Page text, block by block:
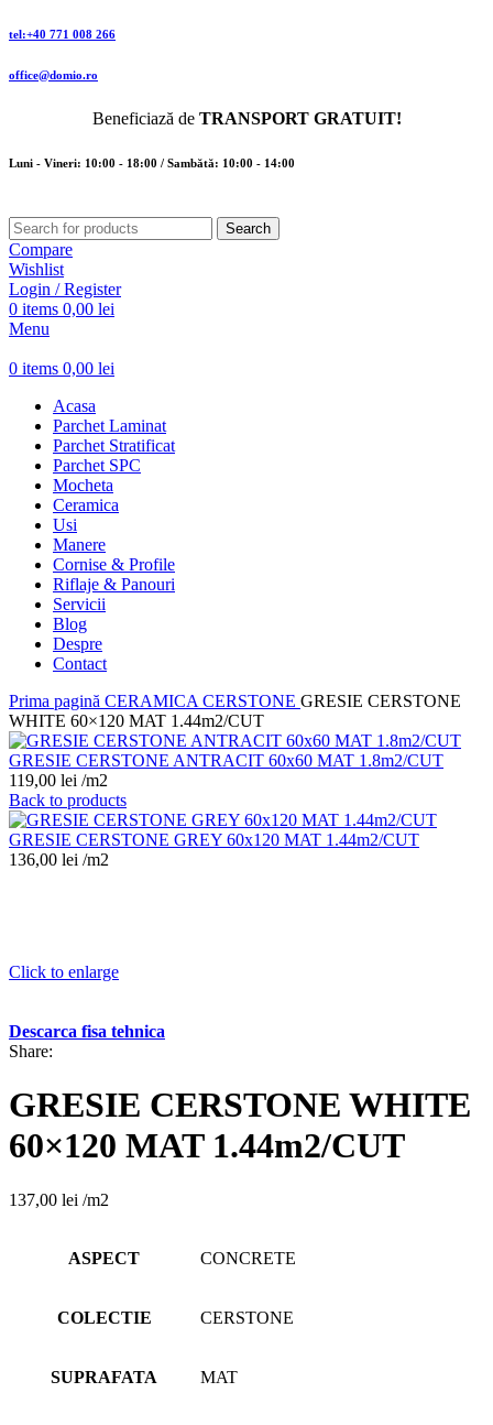
tel:+40 771 008 266
office@domio.ro
Beneficiază de TRANSPORT GRATUIT!
Luni - Vineri: 10:00 - 18:00 / Sambătă: 10:00 - 14:00
Search
Compare
Wishlist
Login / Register
0 items 0,00 lei
Menu
0 items 0,00 lei
Acasa
Parchet Laminat
Parchet Stratificat
Parchet SPC
Mocheta
Ceramica
Usi
Manere
Cornise & Profile
Riflaje & Panouri
Servicii
Blog
Despre
Contact
Prima pagină CERAMICA CERSTONE GRESIE CERSTONE
WHITE 60×120 MAT 1.44m2/CUT
GRESIE CERSTONE ANTRACIT 60x60 MAT 1.8m2/CUT
119,00 lei /m2
Back to products
GRESIE CERSTONE GREY 60x120 MAT 1.44m2/CUT
136,00 lei /m2
Click to enlarge
Descarca fisa tehnica
Share:
GRESIE CERSTONE WHITE
60×120 MAT 1.44m2/CUT
137,00 lei /m2
ASPECT CONCRETE
COLECTIE CERSTONE
SUPRAFATA MAT